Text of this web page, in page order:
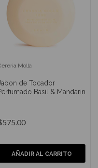
Molla
de Tocador
Basil & Mandarin
AÑADIR AL CARRITO